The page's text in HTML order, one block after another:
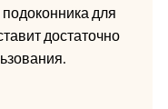
для
достаточно